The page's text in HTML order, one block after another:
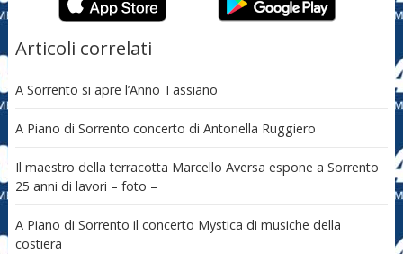
Articoli correlati
A Sorrento si apre l’Anno Tassiano
A Piano di Sorrento concerto di Antonella Ruggiero
Il maestro della terracotta Marcello Aversa espone a Sorrento
25 anni di lavori – foto –
A Piano di Sorrento il concerto Mystica di musiche della
costiera